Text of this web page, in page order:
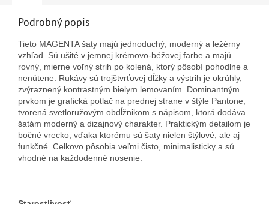
Podrobný popis
Tieto MAGENTA šaty majú jednoduchý, moderný a ležérny
vzhľad. Sú ušité v jemnej krémovo-béžovej farbe a majú
rovný, mierne voľný strih po kolená, ktorý pôsobí pohodlne a
nenútene. Rukávy sú trojštvrťovej dĺžky a výstrih je okrúhly,
zvýraznený kontrastným bielym lemovaním. Dominantným
prvkom je grafická potlač na prednej strane v štýle Pantone,
tvorená svetloružovým obdĺžnikom s nápisom, ktorá dodáva
šatám moderný a dizajnový charakter. Praktickým detailom je
bočné vrecko, vďaka ktorému sú šaty nielen štýlové, ale aj
funkčné. Celkovo pôsobia veľmi čisto, minimalisticky a sú
vhodné na každodenné nosenie.